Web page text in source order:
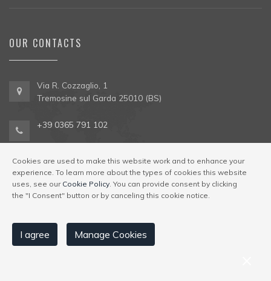
OUR CONTACTS
Via R. Cozzaglio, 1
Tremosine sul Garda 25010 (BS)
+39 0365 791 102
info@campioneunivela.it
Cookies are used to make this website work and to enhance your
experience. To learn more about the types of cookies this website
uses, see our Cookie Policy. You can provide consent by clicking
the "I Consent" button or by canceling this cookie notice.
I agree Manage Cookies